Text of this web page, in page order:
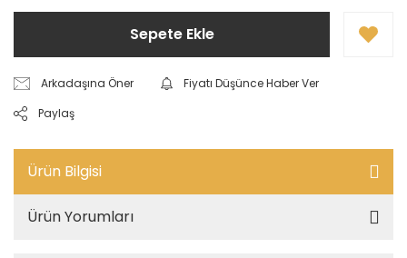
Sepete Ekle
Arkadaşına Öner
Fiyatı Düşünce Haber Ver
Paylaş
Ürün Bilgisi
Ürün Yorumları